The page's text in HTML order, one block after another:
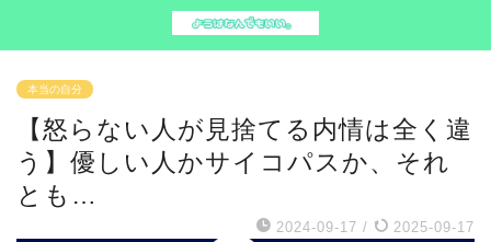
本当の自分
【怒らない人が見捨てる内情は全く違
う】優しい人かサイコパスか、それ
とも…
2024-09-17 / 2025-09-17